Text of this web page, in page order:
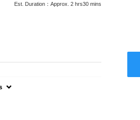
Est. Duration：Approx. 2 hrs30 mins